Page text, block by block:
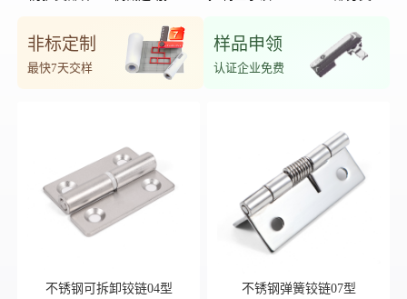
非标定制
最快7天交样
样品申领
认证企业免费
不锈钢可拆卸铰链04型 不锈钢弹簧铰链07型